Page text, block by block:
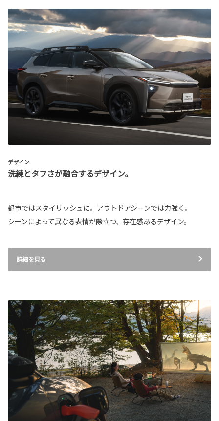
デザイン
洗練とタフさが融合するデザイン。
都市ではスタイリッシュに。アウトドアシーンでは力強く。
シーンによって異なる表情が際立つ、存在感あるデザイン。
詳細を見る